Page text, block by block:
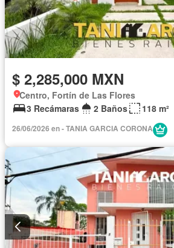
$ 2,285,000 MXN
Centro, Fortín de Las Flores
3 Recámaras
2 Baños 118 m²
26/06/2026 en - TANIA GARCIA CORONA